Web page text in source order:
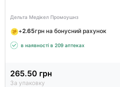
Дельта Медікел Промоушнз
+2.65грн на бонусний рахунок
в наявності в 209 аптеках
265.50 грн
За упаковку